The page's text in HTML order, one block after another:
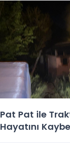
Pat Pat ile
Hayatını